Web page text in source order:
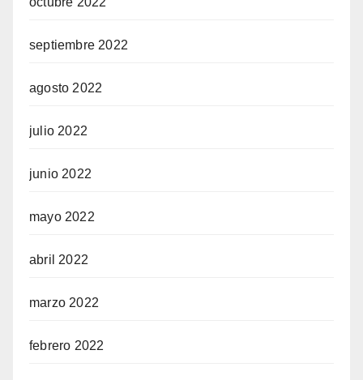
septiembre 2022
agosto 2022
julio 2022
junio 2022
mayo 2022
abril 2022
marzo 2022
febrero 2022